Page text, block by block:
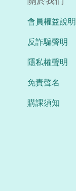
會員權益說明
反詐騙聲明
隱私權聲明
免責聲名
購課須知